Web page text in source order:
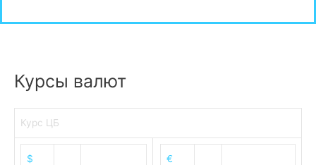
Курсы валют
Курс ЦБ
$ €